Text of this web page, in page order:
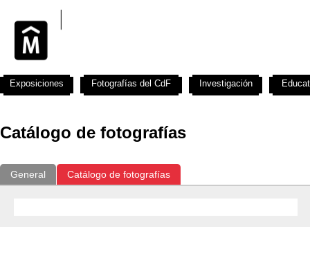
Catálogo de fotografías
General Catálogo de fotografías
Exposiciones Fotografías del CdF Investigación